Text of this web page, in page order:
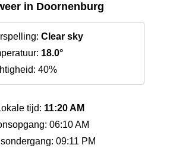
in Doornenburg
Clear sky
18.0°
40%
tijd: 11:20 AM
06:10 AM
09:11 PM